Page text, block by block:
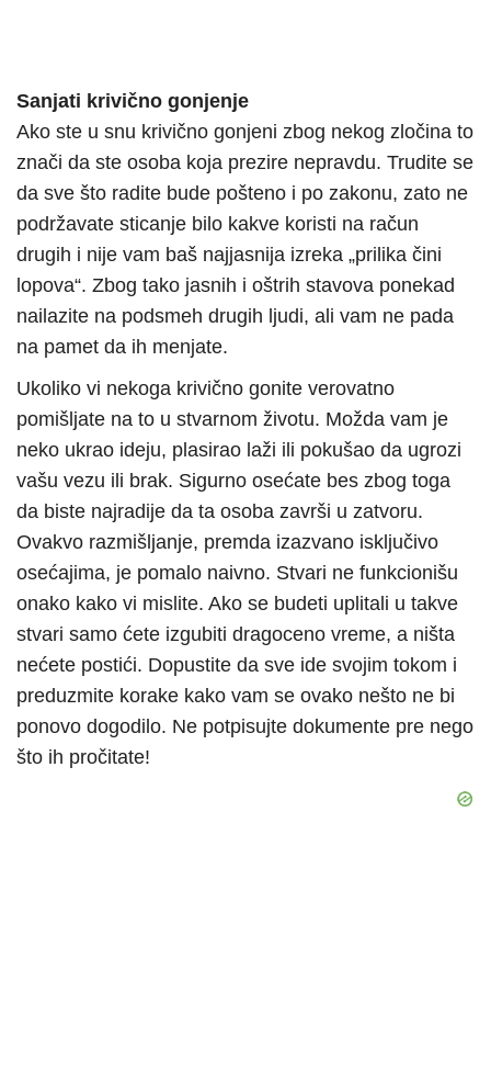
Sanjati krivično gonjenje
Ako ste u snu krivično gonjeni zbog nekog zločina to
znači da ste osoba koja prezire nepravdu. Trudite se
da sve što radite bude pošteno i po zakonu, zato ne
podržavate sticanje bilo kakve koristi na račun
drugih i nije vam baš najjasnija izreka „prilika čini
lopova“. Zbog tako jasnih i oštrih stavova ponekad
nailazite na podsmeh drugih ljudi, ali vam ne pada
na pamet da ih menjate.
Ukoliko vi nekoga krivično gonite verovatno
pomišljate na to u stvarnom životu. Možda vam je
neko ukrao ideju, plasirao laži ili pokušao da ugrozi
vašu vezu ili brak. Sigurno osećate bes zbog toga
da biste najradije da ta osoba završi u zatvoru.
Ovakvo razmišljanje, premda izazvano isključivo
osećajima, je pomalo naivno. Stvari ne funkcionišu
onako kako vi mislite. Ako se budeti uplitali u takve
stvari samo ćete izgubiti dragoceno vreme, a ništa
nećete postići. Dopustite da sve ide svojim tokom i
preduzmite korake kako vam se ovako nešto ne bi
ponovo dogodilo. Ne potpisujte dokumente pre nego
što ih pročitate!